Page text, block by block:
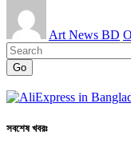
Art News BD
Go
সবশেষ খবরঃ